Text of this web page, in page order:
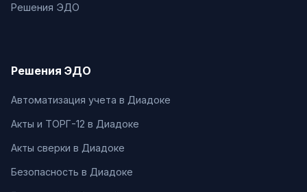
Решения ЭДО
Решения ЭДО
Автоматизация учета в Диадоке
Акты и ТОРГ-12 в Диадоке
Акты сверки в Диадоке
Безопасность в Диадоке